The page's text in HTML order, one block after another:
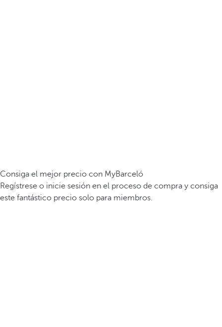
Consiga el mejor precio con MyBarceló
Regístrese o inicie sesión en el proceso de compra y consiga
este fantástico precio solo para miembros.